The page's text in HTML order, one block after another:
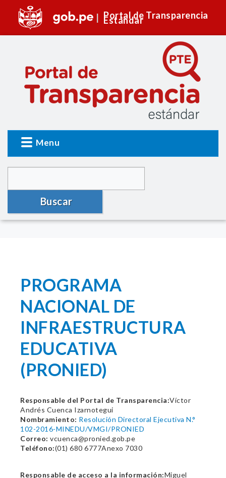
Portal de Transparencia
Estándar
Menu
Buscar
PROGRAMA
NACIONAL DE
INFRAESTRUCTURA
EDUCATIVA
(PRONIED)
Responsable del Portal de Transparencia:Víctor
Andrés Cuenca Izarnotegui
Nombramiento: Resolución Directoral Ejecutiva N.°
102-2016-MINEDU/VMGI/PRONIED
Correo: vcuenca@pronied.gob.pe
Teléfono:(01) 680 6777Anexo 7030
Responsable de acceso a la información:Miguel